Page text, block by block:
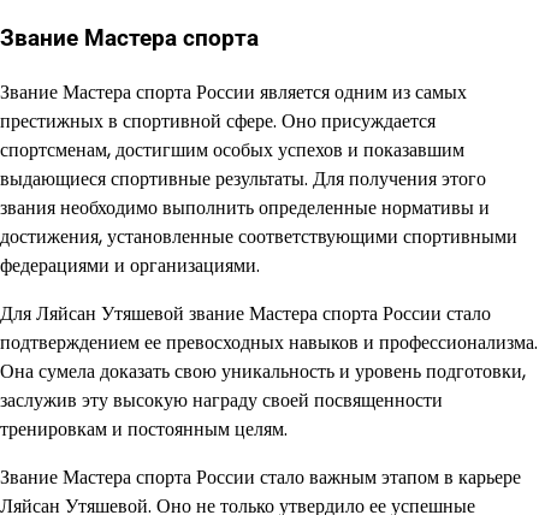
Звание Мастера спорта
Звание Мастера спорта России является одним из самых
престижных в спортивной сфере. Оно присуждается
спортсменам, достигшим особых успехов и показавшим
выдающиеся спортивные результаты. Для получения этого
звания необходимо выполнить определенные нормативы и
достижения, установленные соответствующими спортивными
федерациями и организациями.
Для Ляйсан Утяшевой звание Мастера спорта России стало
подтверждением ее превосходных навыков и профессионализма.
Она сумела доказать свою уникальность и уровень подготовки,
заслужив эту высокую награду своей посвященности
тренировкам и постоянным целям.
Звание Мастера спорта России стало важным этапом в карьере
Ляйсан Утяшевой. Оно не только утвердило ее успешные